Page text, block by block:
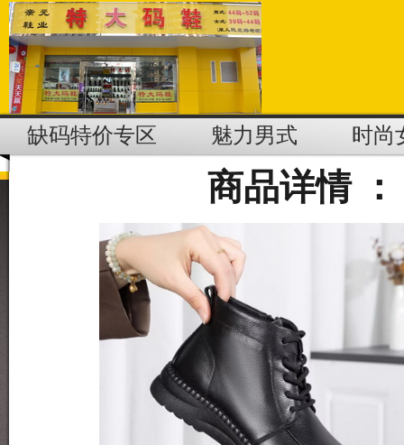
缺码特价专区 魅力男式 时尚
商品详情